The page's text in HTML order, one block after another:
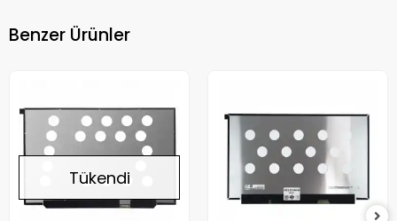
Benzer Ürünler
Tükendi